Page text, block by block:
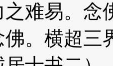
之难易。
。横超三